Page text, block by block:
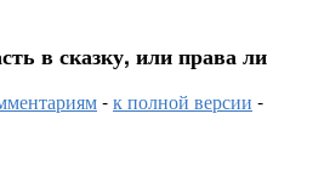
в сказку, или права ли
-к полной версии -